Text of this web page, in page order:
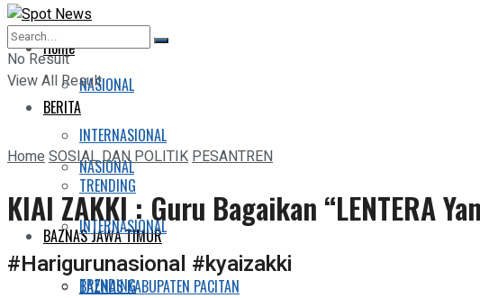
BERITA
NASIONAL
INTERNASIONAL
TRENDING
BAZNAS JAWA TIMUR
BAZNAS KABUPATEN PACITAN
Home
BERITA
NASIONAL
INTERNASIONAL
TRENDING
No Result
View All Result
HomeSOSIAL DAN POLITIKPESANTREN
KIAI ZAKKI : Guru Bagaikan “LENTERA
#Harigurunasional #kyaizakki